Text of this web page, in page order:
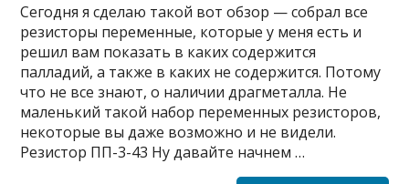
Сегодня я сделаю такой вот обзор — собрал все
резисторы переменные, которые у меня есть и
решил вам показать в каких содержится
палладий, а также в каких не содержится. Потому
что не все знают, о наличии драгметалла. Не
маленький такой набор переменных резисторов,
некоторые вы даже возможно и не видели.
Резистор ПП-3-43 Ну давайте начнем …